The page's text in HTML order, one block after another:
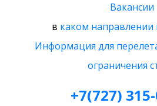
Вакансии
в каком
Информация для
ограничения
+7(727)